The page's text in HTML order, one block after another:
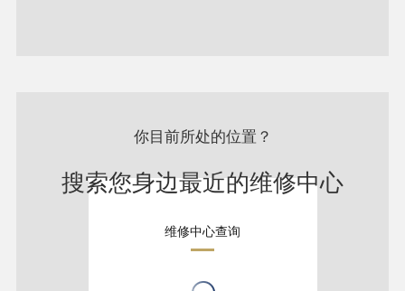
你目前所处的位置？
搜索您身边最近的维修中心
维修中心查询